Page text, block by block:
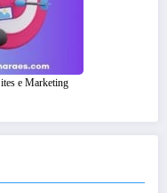
e Marketing